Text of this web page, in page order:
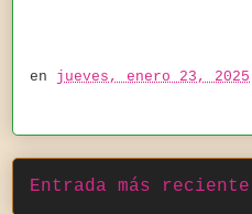
en jueves, enero 23, 2025
Entrada más reciente